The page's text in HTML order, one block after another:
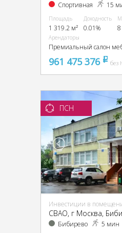
Спортивная 15
Площадь
1 319.2 м²
Доходность
0.01%
Арендаторы
Премиальный салон
961 475 376 pуб
без
ПСН
CВАО, г Москва,
Бибирево 5 мин